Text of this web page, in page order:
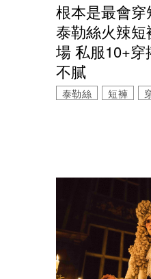
根本是最會穿
泰勒絲火辣
場 私服10+
不膩
泰勒絲 短褲